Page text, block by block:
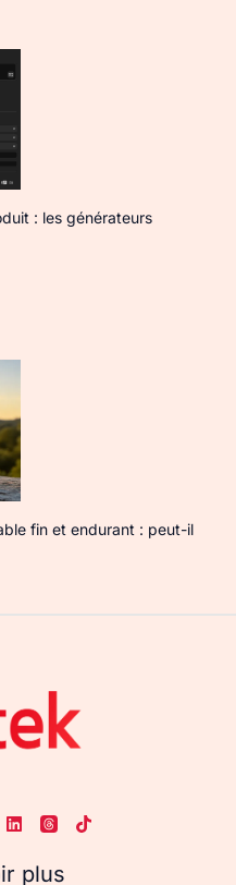
: les générateurs
fin et endurant : peut-il
plus